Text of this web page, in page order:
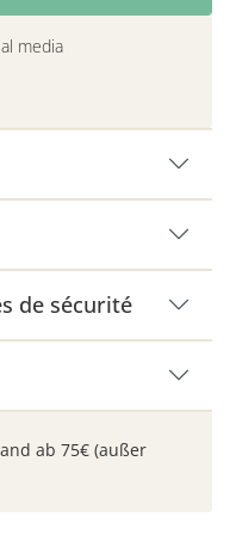
media
de sécurité
ab 75€ (außer